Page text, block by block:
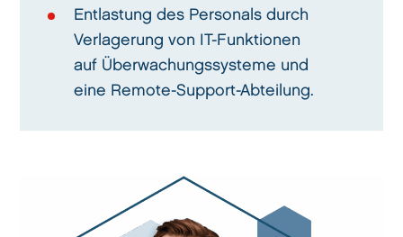
Entlastung des Personals durch
Verlagerung von IT-Funktionen
auf Überwachungssysteme und
eine Remote-Support-Abteilung.